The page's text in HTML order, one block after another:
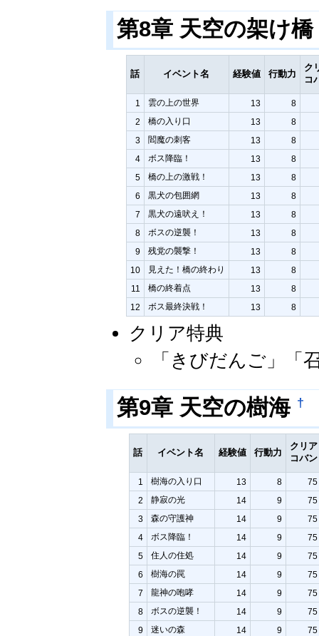
第8章 天空の架け橋
話 イベント名 経験値 行動力
ク
コ
1 雲の上の世界 13
8
2
橋の入り口 13
8
3
閻魔の刺客 13
8
4
ボス降臨！ 13
8
5
橋の上の激戦！ 13
8
6
黒犬の包囲網 13
8
7
黒犬の遠吠え！ 13
8
8
ボスの逆襲！ 13
8
9
残党の襲撃！ 13
8
10
見えた！橋の終わり 13
8
11
橋の終着点 13
8
12
ボス最終決戦！ 13 8
クリア特典
「きびだんご」「
第9章 天空の樹海 †
話 イベント名 経験値 行動力
クリア
コバン
1 樹海の入り口 13 8
75
2
静寂の光 14 9
75
3
森の守護神 14 9
75
4
ボス降臨！ 14 9
75
5
住人の住処 14 9
75
6
樹海の罠 14 9
75
7
龍神の咆哮 14 9
75
8
ボスの逆襲！ 14 9
75
9
迷いの森 14 9
75